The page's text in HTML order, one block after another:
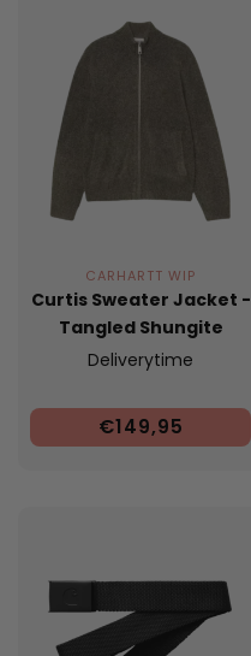
CARHARTT WIP
Curtis Sweater Jacket -
Tangled Shungite
Deliverytime
€149,95